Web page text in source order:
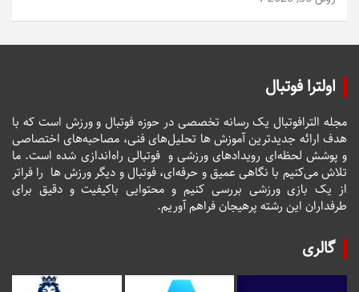
اولترا فوتبال
مجله الترافوتبال یک رسانه تخصصی در حوزه فوتبال و ورزش است که با
هدف ارائه جدیدترین آموزش ها تحلیل‌های فنی، مصاحبه‌های اختصاصی
و پوشش لحظه‌ای رویدادهای ورزشی و فوتبالی راه‌اندازی شده است. ما
تلاش می‌کنیم با نگاهی عمیق و حرفه‌ای، فوتبال و دیگر ورزش ها را فراتر
از یک بازی ورزشی بررسی کنیم و محتوایی باکیفیت و دقیق برای
طرفداران این رشته پرهیجان فراهم آوریم.
گالری